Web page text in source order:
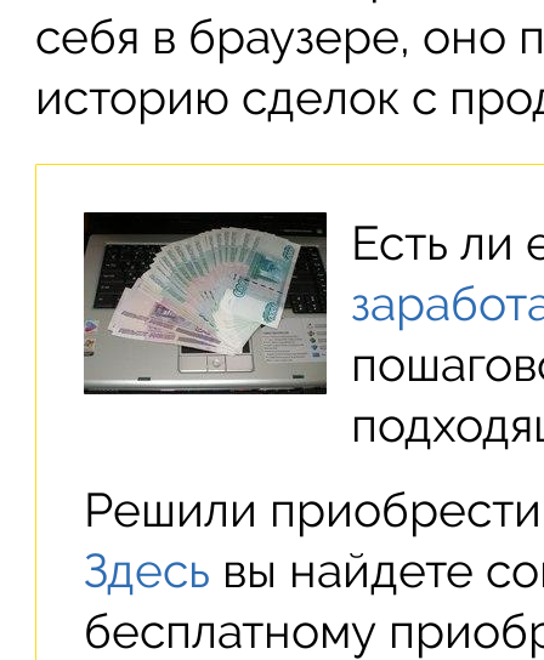
себя в браузере, оно
историю сделок с
Есть
Решили
Здесь вы найдете
бесплатному